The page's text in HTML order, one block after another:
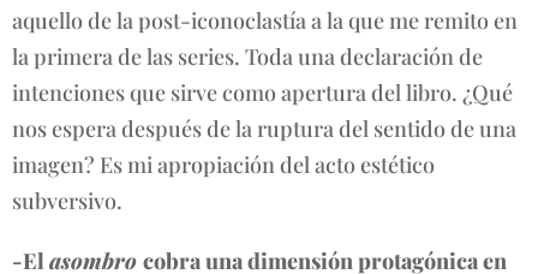
aquello de la post-iconoclastía a la que me remito en
la primera de las series. Toda una declaración de
intenciones que sirve como apertura del libro. ¿Qué
nos espera después de la ruptura del sentido de una
imagen? Es mi apropiación del acto estético
subversivo.
-El asombro cobra una dimensión protagónica en